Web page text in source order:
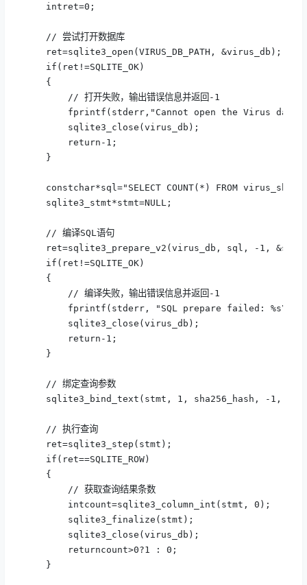
intret=0;
// 尝试打开数据库
ret=sqlite3_open(VIRUS_DB_PATH, &virus_db);
if(ret!=SQLITE_OK)
{
// 打开失败，输出错误信息并返回-1
fprintf(stderr,"Cannot open the Virus
sqlite3_close(virus_db);
return-1;
}
constchar*sql="SELECT COUNT(*) FROM virus_sha256
sqlite3_stmt*stmt=NULL;
// 编译SQL语句
ret=sqlite3_prepare_v2(virus_db, sql, -1, &stmt,
if(ret!=SQLITE_OK)
{
// 编译失败，输出错误信息并返回-1
fprintf(stderr, "SQL prepare failed: %s\n",
sqlite3_close(virus_db);
return-1;
}
// 绑定查询参数
sqlite3_bind_text(stmt, 1, sha256_hash, -1,
// 执行查询
ret=sqlite3_step(stmt);
if(ret==SQLITE_ROW)
{
// 获取查询结果条数
intcount=sqlite3_column_int(stmt, 0);
sqlite3_finalize(stmt);
sqlite3_close(virus_db);
returncount>0?1 : 0;
}